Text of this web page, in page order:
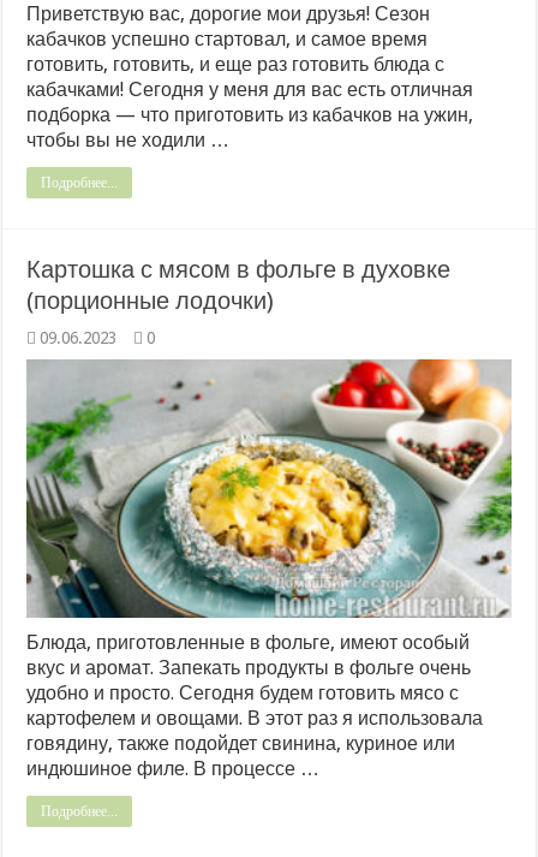
Приветствую вас, дорогие мои друзья! Сезон
кабачков успешно стартовал, и самое время
готовить, готовить, и еще раз готовить блюда с
кабачками! Сегодня у меня для вас есть отличная
подборка — что приготовить из кабачков на ужин,
чтобы вы не ходили …
Подробнее...
Картошка с мясом в фольге в духовке
(порционные лодочки)
09.06.2023 0
Блюда, приготовленные в фольге, имеют особый
вкус и аромат. Запекать продукты в фольге очень
удобно и просто. Сегодня будем готовить мясо с
картофелем и овощами. В этот раз я использовала
говядину, также подойдет свинина, куриное или
индюшиное филе. В процессе …
Подробнее...